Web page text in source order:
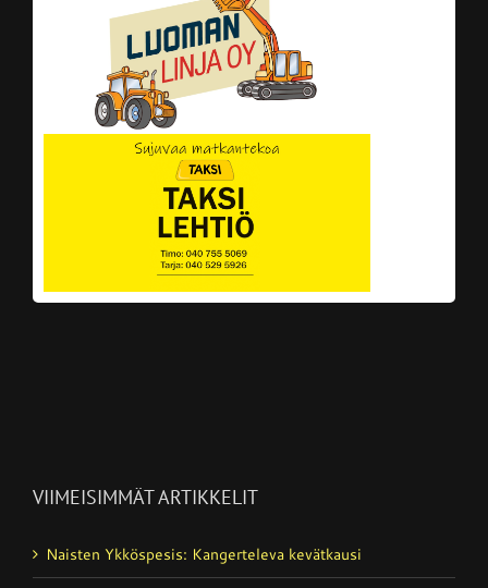
VIIMEISIMMÄT ARTIKKELIT
Naisten Ykköspesis: Kangerteleva kevätkausi